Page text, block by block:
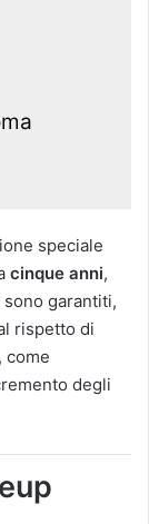
speciale
cinque anni,
garantiti,
rispetto di
come
degli